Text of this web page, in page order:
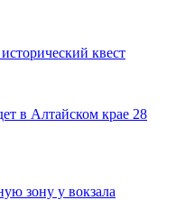
квест
в Алтайском крае 28
зону у вокзала